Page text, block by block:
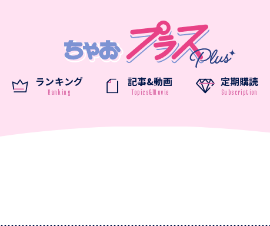
ランキング 記事&動画 定期購読